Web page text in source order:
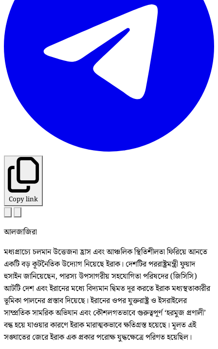
Copy link
আলজাজিরা
মধ্যপ্রাচ্যে চলমান উত্তেজনা হ্রাস এবং আঞ্চলিক স্থিতিশীলতা ফিরিয়ে আনতে
একটি বড় কূটনৈতিক উদ্যোগ নিয়েছে ইরাক। দেশটির পররাষ্ট্রমন্ত্রী ফুয়াদ
হুসাইন জানিয়েছেন, পারস্য উপসাগরীয় সহযোগিতা পরিষদের (জিসিসি)
আটটি দেশ এবং ইরানের মধ্যে বিদ্যমান দ্বিমত দূর করতে ইরাক মধ্যস্থতাকারীর
ভূমিকা পালনের প্রস্তাব দিয়েছে। ইরানের ওপর যুক্তরাষ্ট্র ও ইসরাইলের
সাম্প্রতিক সামরিক অভিযান এবং কৌশলগতভাবে গুরুত্বপূর্ণ ‘হরমুজ প্রণালী’
বন্ধ হয়ে যাওয়ার কারণে ইরাক মারাত্মকভাবে ক্ষতিগ্রস্ত হয়েছে। মূলত এই
সঙ্ঘাতের জেরে ইরাক এক প্রকার পরোক্ষ যুদ্ধক্ষেত্রে পরিণত হয়েছিল।